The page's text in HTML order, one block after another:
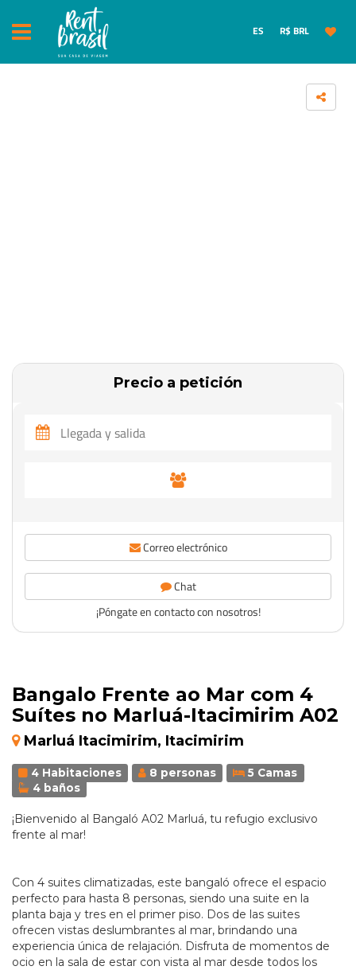
ES R$ BRL
Bangalo Frente ao Mar com 4
Suítes no Marluá-Itacimirim A02
Marluá Itacimirim, Itacimirim
4 Habitaciones 8 personas
5 Camas
4 baños
¡Bienvenido al Bangaló A02 Marluá, tu refugio exclusivo
frente al mar!
Con 4 suites climatizadas, este bangaló ofrece el espacio
perfecto para hasta 8 personas, siendo una suite en la
planta baja y tres en el primer piso. Dos de las suites
ofrecen vistas deslumbrantes al mar, brindando una
experiencia única de relajación. Disfruta de momentos de
ocio en la sala de estar con vista al mar desde todos los
Precio a petición
Correo electrónico
Chat
¡Póngate en contacto con nosotros!